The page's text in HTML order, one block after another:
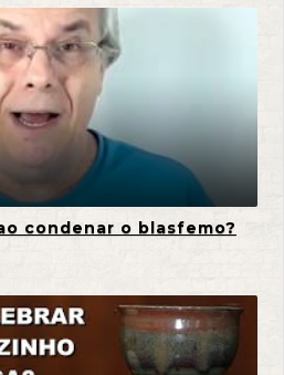
condenar o blasfemo?